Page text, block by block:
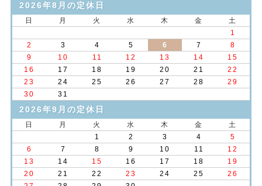
2026年8月の定休日
日 月 火 水 木 金
土
1
2
3 4 5 6 7
8
9
10 11 12 13 14
15
16
17 18 19 20 21
22
23
24 25 26 27 28
29
30
31
2026年9月の定休日
日 月 火 水 木 金
土
1
2 3 4
5
6
7 8 9 10 11
12
13
14 15 16 17 18
19
20
21 22 23 24 25
26